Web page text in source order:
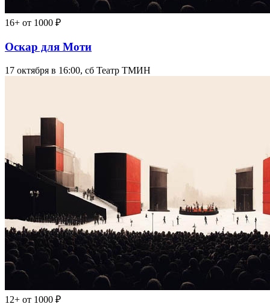
16+ от 1000 ₽
Оскар для Моти
17 октября в 16:00, сб Театр ТМИН
12+ от 1000 ₽